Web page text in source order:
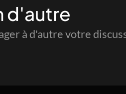
d'autre
à d'autre votre